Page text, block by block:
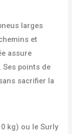
larges
et
assure
points de
sacrifier la
kg) ou le Surly